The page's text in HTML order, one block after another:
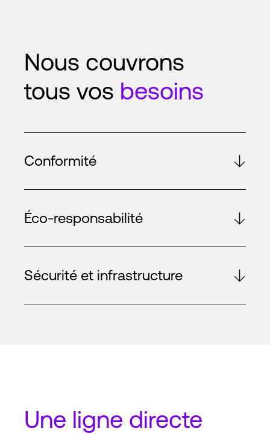
Nous couvrons
tous vos besoins
Conformité
Éco-responsabilité
Sécurité et infrastructure
Une ligne directe